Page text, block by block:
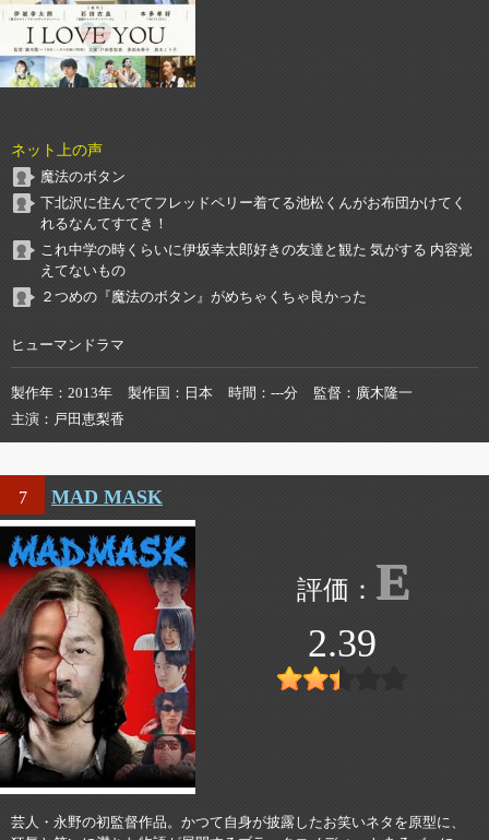
ネット上の声
魔法のボタン
下北沢に住んでてフレッドペリー着てる池松くんがお布団かけてく
れるなんてすてき！
これ中学の時くらいに伊坂幸太郎好きの友達と観た 気がする 内容覚
えてないもの
２つめの『魔法のボタン』がめちゃくちゃ良かった
ヒューマンドラマ
製作年 2013年 製作国 日本 時間 ---分 監督
廣木隆一
主演
戸田恵梨香
7 MAD MASK
E
2.39
芸人・永野の初監督作品。かつて自身が披露したお笑いネタを原型に、